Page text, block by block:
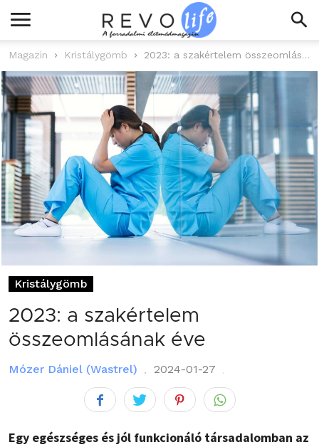
Magazin Kristálygömb 2023: a szakértelem összeomlásának éve
Kristálygömb
2023: a szakértelem
összeomlásának éve
Mózer Dániel (Wastrel) 2024-01-27
Egy egészséges és jól funkcionáló társadalomban az